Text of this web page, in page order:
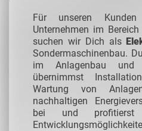
Für unseren
Unternehmen im Bereich
suchen wir Dich als
Sondermaschinenbau.
im Anlagenbau und
übernimmst
Wartung von
nachhaltigen
bei und profitierst